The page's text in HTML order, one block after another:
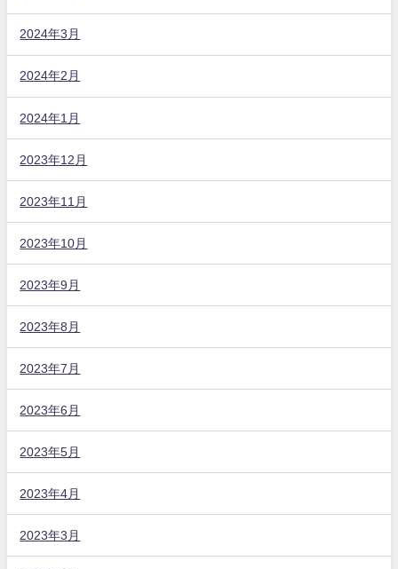
2024年3月
2024年2月
2024年1月
2023年12月
2023年11月
2023年10月
2023年9月
2023年8月
2023年7月
2023年6月
2023年5月
2023年4月
2023年3月